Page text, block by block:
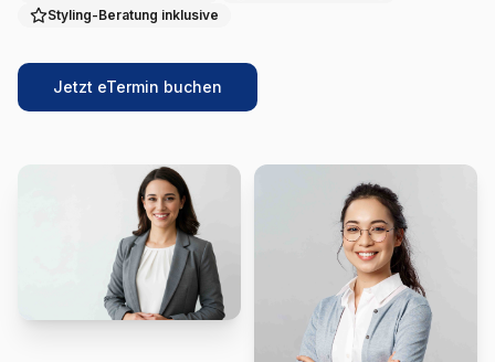
Styling-Beratung inklusive
Jetzt eTermin buchen